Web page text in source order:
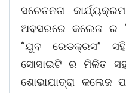
ସଚେତନତା
ଅବସରରେ କଲେଜ ର
“ଯୁବ ରେଡକ୍ରସ”
ସୋସାଇଟି ର ମିଳିତ
ଶୋଭାଯାତ୍ରା କଲେଜ